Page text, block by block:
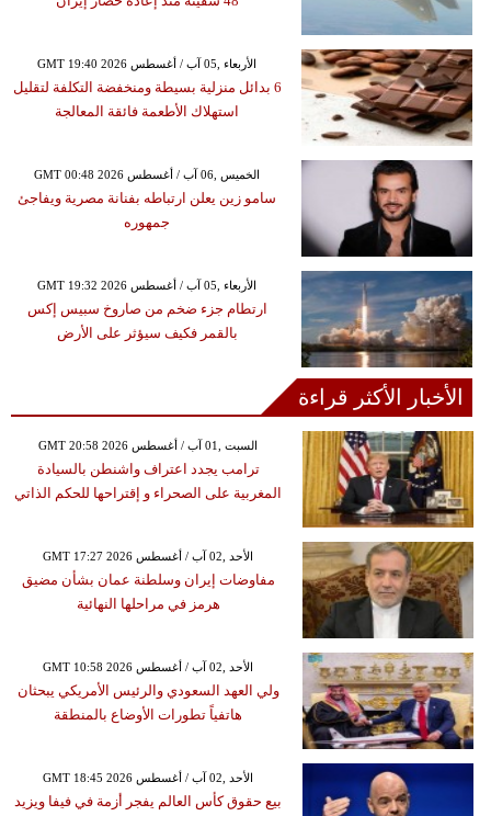
GMT 19:40 2026 الأربعاء ,05 آب / أغسطس
6 بدائل منزلية بسيطة ومنخفضة التكلفة لتقليل
استهلاك الأطعمة فائقة المعالجة
GMT 00:48 2026 الخميس ,06 آب / أغسطس
سامو زين يعلن ارتباطه بفنانة مصرية ويفاجئ
جمهوره
GMT 19:32 2026 الأربعاء ,05 آب / أغسطس
ارتطام جزء ضخم من صاروخ سبيس إكس
بالقمر فكيف سيؤثر على الأرض
الأخبار الأكثر قراءة
GMT 20:58 2026 السبت ,01 آب / أغسطس
ترامب يجدد اعتراف واشنطن بالسيادة
المغربية على الصحراء و إقتراحها للحكم الذاتي
GMT 17:27 2026 الأحد ,02 آب / أغسطس
مفاوضات إيران وسلطنة عمان بشأن مضيق
هرمز في مراحلها النهائية
GMT 10:58 2026 الأحد ,02 آب / أغسطس
ولي العهد السعودي والرئيس الأمريكي يبحثان
هاتفياً تطورات الأوضاع بالمنطقة
GMT 18:45 2026 الأحد ,02 آب / أغسطس
بيع حقوق كأس العالم يفجر أزمة في فيفا ويزيد